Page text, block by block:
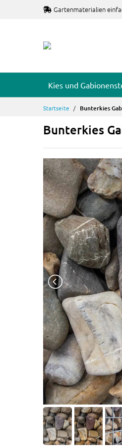
Gartenmaterialien
Kies und
Startseite Bunterkies
Bunterkies